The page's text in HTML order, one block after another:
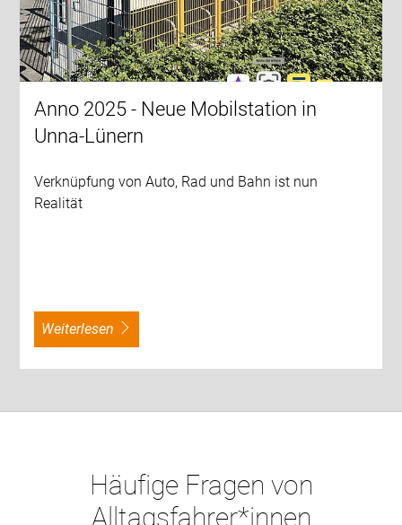
Anno 2025 - Neue Mobilstation in
Unna-Lünern
Verknüpfung von Auto, Rad und Bahn ist nun
Realität
weiterlesen
Häufige Fragen von
Alltagsfahrer*innen